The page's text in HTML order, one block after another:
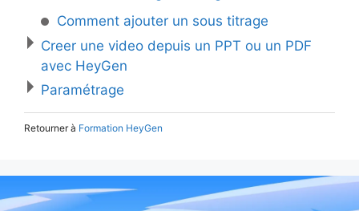
Comment ajouter un sous titrage
Creer une video depuis un PPT ou un PDF
avec HeyGen
Paramétrage
Retourner à Formation HeyGen